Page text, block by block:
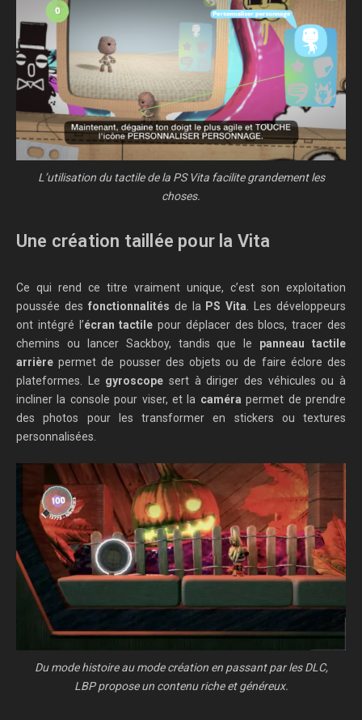
L’utilisation du tactile de la PS Vita facilite grandement les
choses.
Une création taillée pour la Vita
Ce qui rend ce titre vraiment unique, c’est son exploitation
poussée des fonctionnalités de la PS Vita . Les développeurs
ont intégré l’écran tactile pour déplacer des blocs, tracer des
chemins ou lancer Sackboy, tandis que le panneau tactile
arrière permet de pousser des objets ou de faire éclore des
plateformes. Le gyroscope sert à diriger des véhicules ou à
incliner la console pour viser, et la caméra permet de prendre
des photos pour les transformer en stickers ou textures
personnalisées.
Du mode histoire au mode création en passant par les DLC,
LBP propose un contenu riche et généreux.